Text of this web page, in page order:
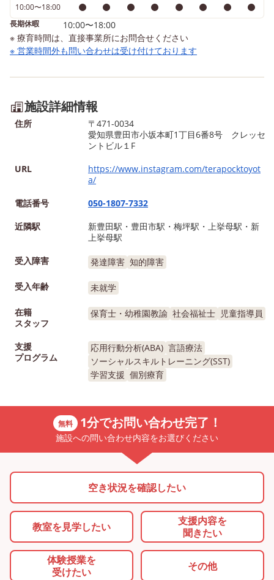
10:00〜18:00
長期休暇
10:00〜18:00
※ 療育時間は、直接事業所にお問合せください
※ 営業時間外も問い合わせは受け付けております
施設詳細情報
住所
〒471-0034
愛知県豊田市小坂本町1丁目6番8号 クレッセ
ントビル１F
URL
https://www.instagram.com/terapocktoyot
a/
電話番号
050-1807-7332
近隣駅
新豊田駅・豊田市駅・梅坪駅・上挙母駅・新
上挙母駅
受入障害
発達障害 知的障害
受入年齢 未就学
在籍
スタッフ
保育士・幼稚園教諭 社会福祉士 児童指導員
支援
プログラム
応用行動分析(ABA) 言語療法
ソーシャルスキルトレーニング(SST)
学習支援 個別療育
無料 1分でお問い合わせ完了！
施設への問い合わせ内容をお選びください
空き状況を確認したい
教室を見学したい
支援内容を
聞きたい
体験授業を
受けたい
その他